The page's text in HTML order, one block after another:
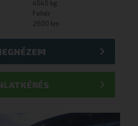
4540 kg
Fehér
2600 km